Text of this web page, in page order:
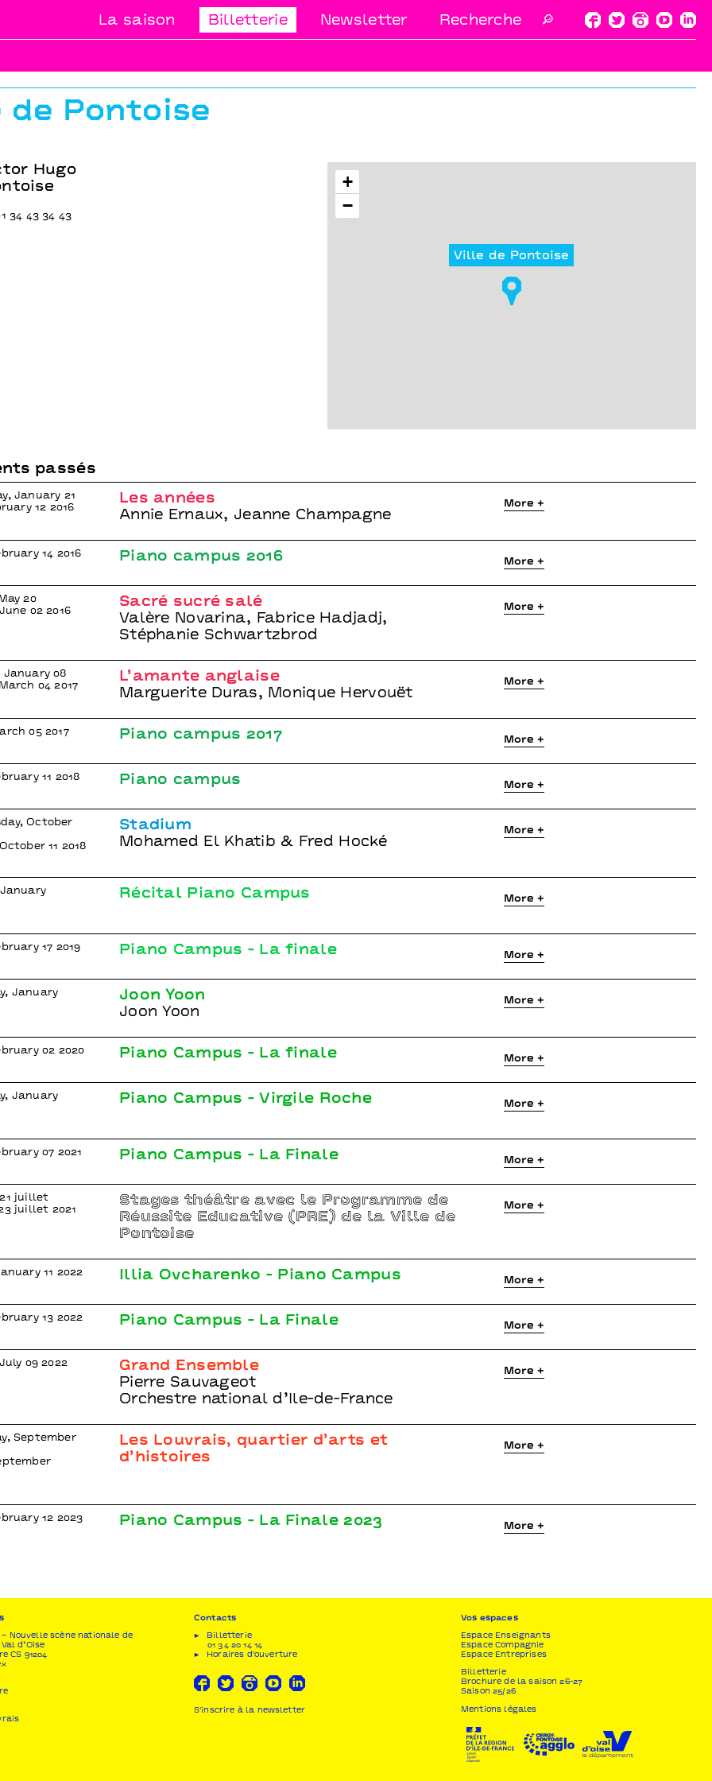
La saison Billetterie Newsletter 🔎
de Pontoise
Hugo
34 43 34 43
Ville de Pontoise
+
−
passés
January 21
12 2016
Les années
Annie Ernaux, Jeanne Champagne
More +
14 2016 Piano campus 2016 More +
20
02 2016
Sacré sucré salé
Valère Novarina, Fabrice Hadjadj,
Stéphanie Schwartzbrod
More +
January 08
04 2017
L’amante anglaise
Marguerite Duras, Monique Hervouët
More +
05 2017 Piano campus 2017 More +
11 2018 Piano campus More +
October
11 2018
Stadium
Mohamed El Khatib & Fred Hocké
More +
Récital Piano Campus More +
17 2019 Piano Campus - La finale More +
January
Joon Yoon
Joon Yoon
More +
02 2020 Piano Campus - La finale More +
January
Piano Campus - Virgile Roche More +
07 2021 Piano Campus - La Finale More +
juillet
juillet 2021
Stages théâtre avec le Programme de
Réussite Educative (PRE) de la Ville de
Pontoise
More +
11 2022 Illia Ovcharenko - Piano Campus More +
13 2022 Piano Campus - La Finale More +
09 2022
Grand Ensemble
Pierre Sauvageot
Orchestre national d’Ile-de-France
More +
September
Les Louvrais, quartier d’arts et
d’histoires
More +
12 2023 Piano Campus - La Finale 2023 More +
Nouvelle scène nationale de
d’Oise
CS 91204
Contacts
Billetterie
01 34 20 14 14
Horaires d'ouverture
S'inscrire à la newsletter
Vos espaces
Espace Enseignants
Espace Compagnie
Espace Entreprises
Billetterie
Brochure de la saison 26-27
Saison 25/26
Mentions légales